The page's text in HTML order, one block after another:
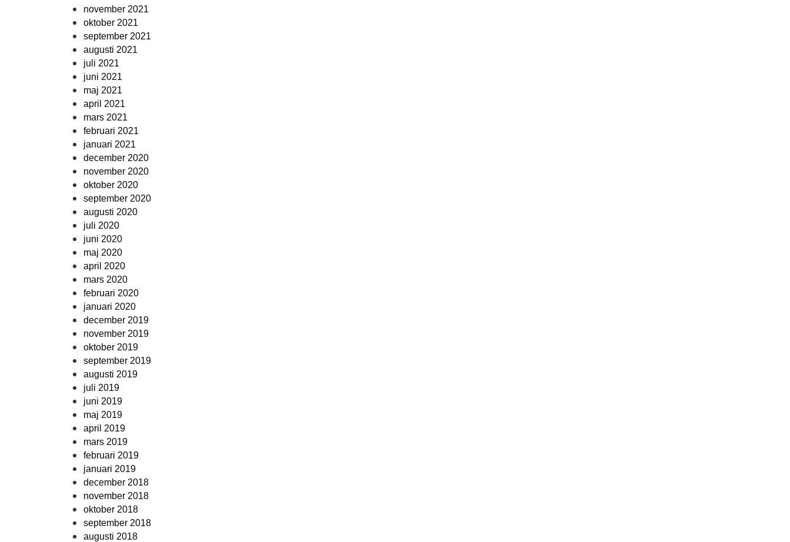
november 2021
oktober 2021
september 2021
augusti 2021
juli 2021
juni 2021
maj 2021
april 2021
mars 2021
februari 2021
januari 2021
december 2020
november 2020
oktober 2020
september 2020
augusti 2020
juli 2020
juni 2020
maj 2020
april 2020
mars 2020
februari 2020
januari 2020
december 2019
november 2019
oktober 2019
september 2019
augusti 2019
juli 2019
juni 2019
maj 2019
april 2019
mars 2019
februari 2019
januari 2019
december 2018
november 2018
oktober 2018
september 2018
augusti 2018